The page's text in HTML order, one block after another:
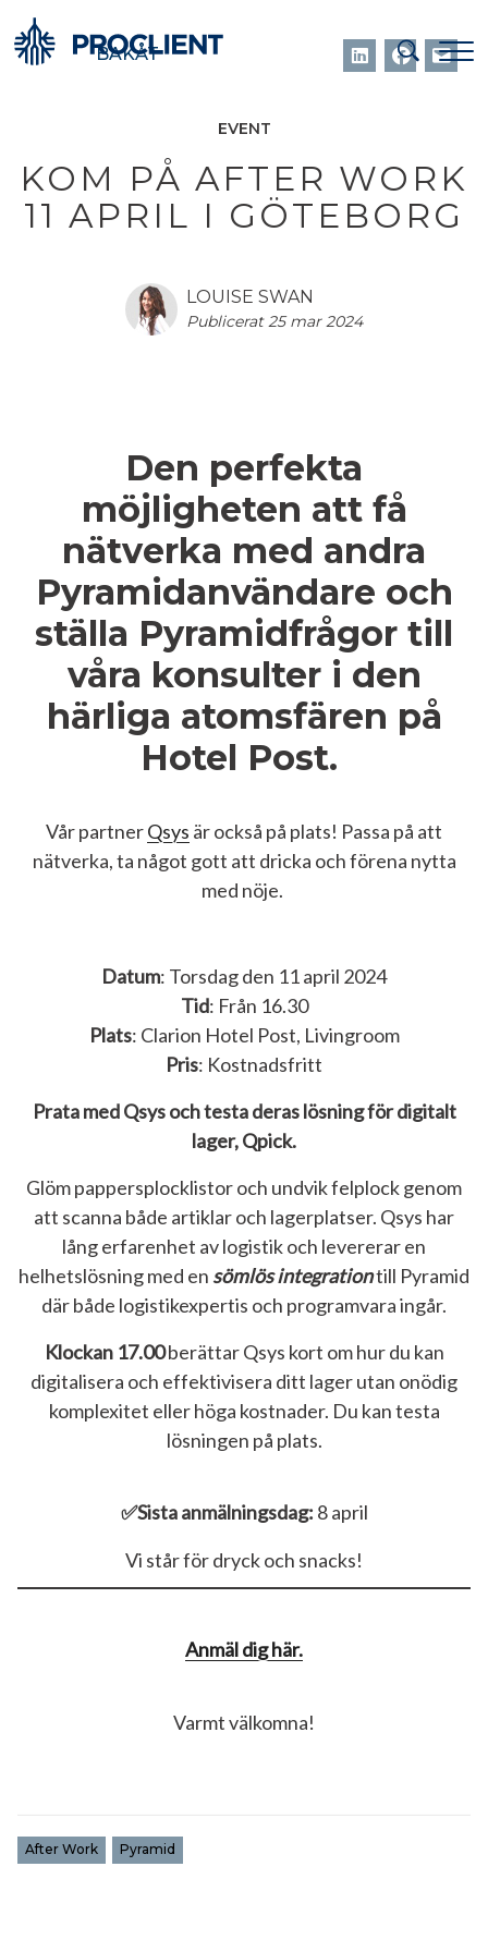
BAKÅT
EVENT
KOM PÅ AFTER WORK
11 APRIL I GÖTEBORG
LOUISE SWAN
Publicerat 25 mar 2024
Den perfekta
möjligheten att få
nätverka med andra
Pyramidanvändare och
ställa Pyramidfrågor till
våra konsulter i den
härliga atomsfären på
Hotel Post.
Vår partnerQsys är också på plats! Passa på att
nätverka, ta något gott att dricka och förena nytta
med nöje.
Datum: Torsdag den 11 april 2024
Tid: Från 16.30
Plats: Clarion Hotel Post, Livingroom
Pris: Kostnadsfritt
Prata med Qsys och testa deras lösning för digitalt
lager, Qpick.
Glöm pappersplocklistor och undvik felplock genom
att scanna både artiklar och lagerplatser. Qsys har
lång erfarenhet av logistik och levererar en
helhetslösning med en sömlös integrationtill Pyramid
där både logistikexpertis och programvara ingår.
Klockan 17.00berättar Qsys kort om hur du kan
digitalisera och effektivisera ditt lager utan onödig
komplexitet eller höga kostnader. Du kan testa
lösningen på plats.
✅Sista anmälningsdag: 8 april
Vi står för dryck och snacks!
Anmäl dig här.
Varmt välkomna!
After Work Pyramid